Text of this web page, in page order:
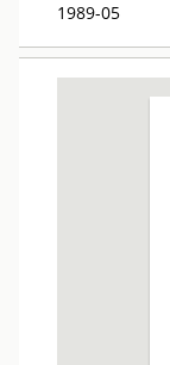
1989-05